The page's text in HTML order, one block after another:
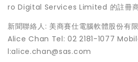
ro Digital Services Limited 的註冊商
新聞聯絡人: 美商賽仕電腦軟體股份有
Alice Chan Tel: 02 2181-1077
l:alice.chan@sas.com